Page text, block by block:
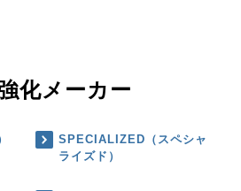
化メーカー
SPECIALIZED（スペシャ
ライズド）